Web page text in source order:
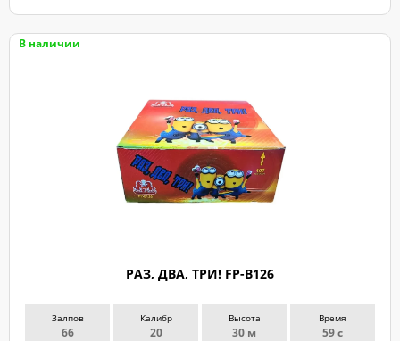
В наличии
РАЗ, ДВА, ТРИ! FP-B126
Залпов
66
Калибр
20
Высота
30 м
Время
59 с